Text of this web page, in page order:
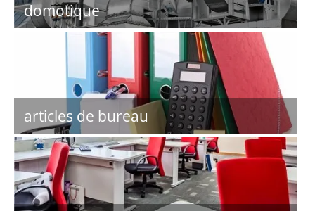
domotique
articles de bureau